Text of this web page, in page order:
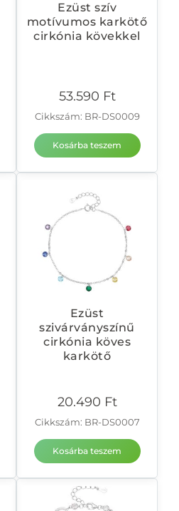
Ezüst szív
motívumos karkötő
cirkónia kövekkel
53.590 Ft
Cikkszám: BR-DS0009
Kosárba teszem
Ezüst
szivárványszínű
cirkónia köves
karkötő
20.490 Ft
Cikkszám: BR-DS0007
Kosárba teszem